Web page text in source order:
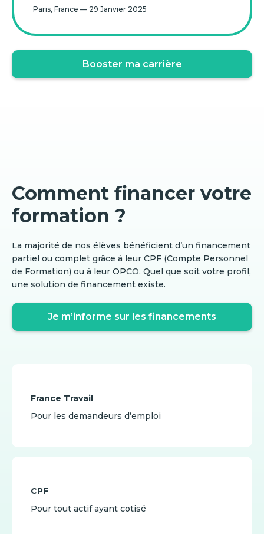
Paris, France — 29 Janvier 2025
Booster ma carrière
Comment financer votre
formation ?
La majorité de nos élèves bénéficient d’un financement
partiel ou complet grâce à leur CPF (Compte Personnel
de Formation) ou à leur OPCO. Quel que soit votre profil,
une solution de financement existe.
Je m’informe sur les financements
France Travail
Pour les demandeurs d’emploi
CPF
Pour tout actif ayant cotisé